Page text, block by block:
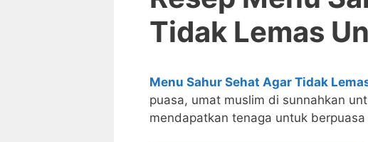
Tidak Lemas
Menu Sahur Sehat Agar Tidak
puasa, umat muslim di sunnahkan
mendapatkan tenaga untuk